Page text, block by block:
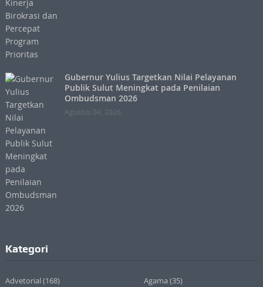
Gubernur Yulius Targetkan Nilai Pelayanan
Publik Sulut Meningkat pada Penilaian
Ombudsman 2026
Agustus 04, 2026
Kategori
Advetorial (168) Agama (35)